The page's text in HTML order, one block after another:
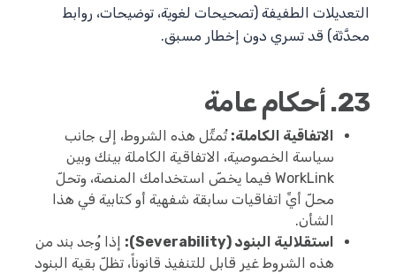
التعديلات الطفيفة (تصحيحات لغوية، توضيحات، روابط
محدَّثة) قد تسري دون إخطار مسبق.
23. أحكام عامة
الاتفاقية الكاملة: تُمثِّل هذه الشروط، إلى جانب
سياسة الخصوصية، الاتفاقية الكاملة بينك وبين
WorkLink فيما يخصّ استخدامك المنصة، وتحلّ
محلّ أيِّ اتفاقيات سابقة شفهية أو كتابية في هذا
الشأن.
استقلالية البنود (Severability):
إذا وُجد بند من
هذه الشروط غير قابل للتنفيذ قانوناً، تظلّ بقية البنود